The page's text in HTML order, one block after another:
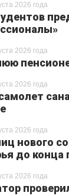
2026 года
2026 года
2026 года
2026 года
нового
до конца
2026 года